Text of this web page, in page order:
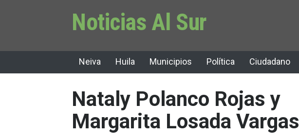
Noticias Al Sur
Neiva Huila Municipios Política Ciudadano
Nataly Polanco Rojas y
Margarita Losada Vargas